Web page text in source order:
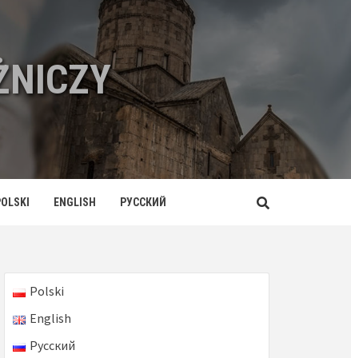
ENGLISH РУССКИЙ
Polski
English
Русский